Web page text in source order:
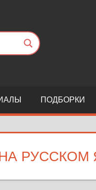
ПОДБОРКИ
РУССКОМ